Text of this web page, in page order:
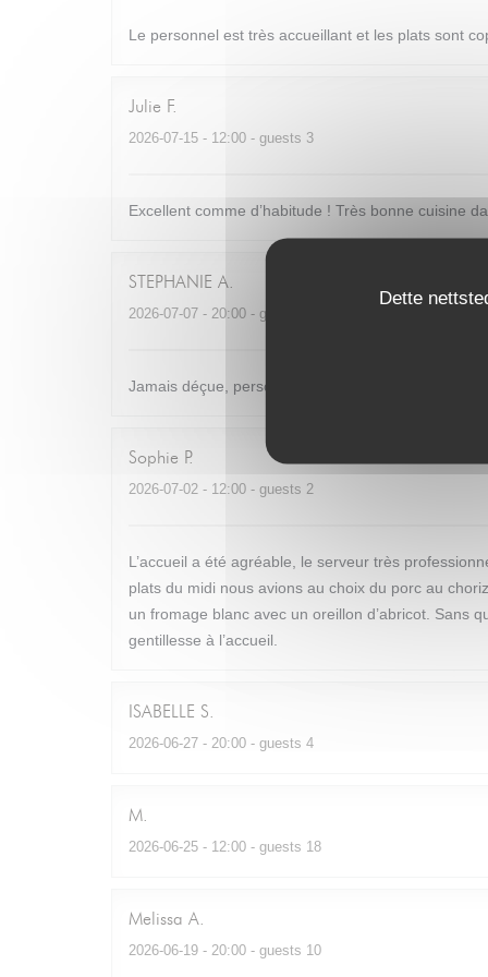
Dette
Le personnel est très accueillant et les plats sont
Julie F
2026-07-15 - 12:00 - guests 3
Excellent comme d’habitude ! Très bonne cuisine
STEPHANIE A
2026-07-07 - 20:00 - guests 8
Jamais déçue, personnel au top, nourriture
Sophie P
2026-07-02 - 12:00 - guests 2
L’accueil a été agréable, le serveur très
plats du midi nous avions au choix du porc au
un fromage blanc avec un oreillon d’abricot. Sans
gentillesse à l’accueil.
ISABELLE S
2026-06-27 - 20:00 - guests 4
M
2026-06-25 - 12:00 - guests 18
Melissa A
2026-06-19 - 20:00 - guests 10